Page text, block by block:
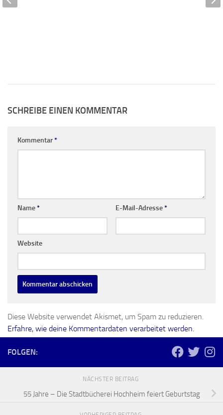
SCHREIBE EINEN KOMMENTAR
Kommentar*
Name* E-Mail-Adresse*
Website
Diese Website verwendet Akismet, um Spam zu reduzieren.
Erfahre, wie deine Kommentardaten verarbeitet werden.
FOLGEN:
NÄCHSTER BEITRAG
55 Jahre – Die Stadtbücherei Hochheim feiert Geburtstag